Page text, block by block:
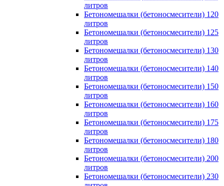
литров
Бетономешалки (бетоносмесители) 120
литров
Бетономешалки (бетоносмесители) 125
литров
Бетономешалки (бетоносмесители) 130
литров
Бетономешалки (бетоносмесители) 140
литров
Бетономешалки (бетоносмесители) 150
литров
Бетономешалки (бетоносмесители) 160
литров
Бетономешалки (бетоносмесители) 175
литров
Бетономешалки (бетоносмесители) 180
литров
Бетономешалки (бетоносмесители) 200
литров
Бетономешалки (бетоносмесители) 230